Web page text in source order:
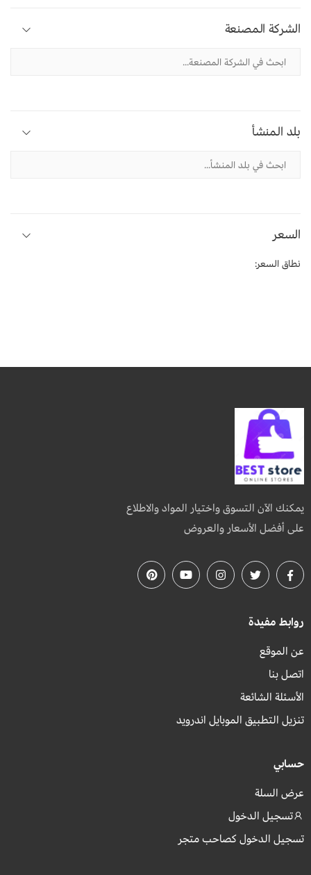
الشركة المصنعة
بلد المنشأ
السعر
نطاق السعر:
يمكنك الآن التسوق واختيار المواد والاطلاع
على أفضل الأسعار والعروض
روابط مفيدة
عن الموقع
اتصل بنا
الأسئلة الشائعة
تنزيل التطبيق الموبايل اندرويد
حسابي
عرض السلة
تسجيل الدخول
تسجيل الدخول كصاحب متجر